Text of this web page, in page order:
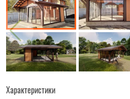
Характеристики